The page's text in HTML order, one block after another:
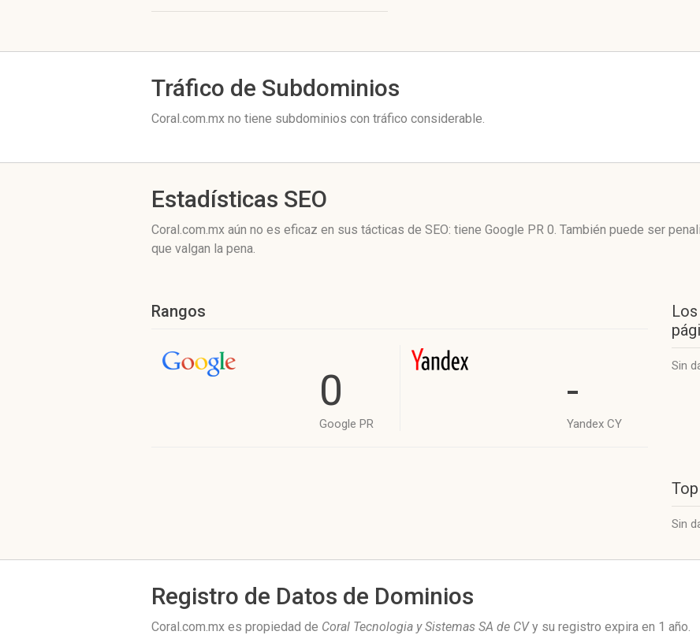
Tráfico de Subdominios
Coral.com.mx no tiene subdominios con tráfico considerable.
Estadísticas SEO
Coral.com.mx aún no es eficaz en sus tácticas de SEO: tiene Google PR 0. También puede ser
que valgan la pena.
Rangos
0
Google PR
-
Yandex CY
Sin
Sin
Registro de Datos de Dominios
Coral.com.mx es propiedad de Coral Tecnologia y Sistemas SA de CVy su registro expira en 1 año.